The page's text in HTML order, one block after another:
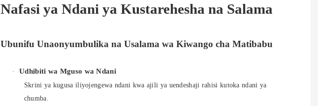
Nafasi ya Ndani ya Kustarehesha na Salama
Ubunifu Unaonyumbulika na Usalama wa Kiwango cha Matibabu
· Udhibiti wa Mguso wa Ndani
Skrini ya kugusa iliyojengewa ndani kwa ajili ya uendeshaji rahisi kutoka ndani ya
chumba.